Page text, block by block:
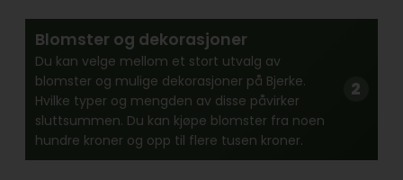
Blomster og dekorasjoner
Du kan velge mellom et stort utvalg av
blomster og mulige dekorasjoner på Bjerke.
Hvilke typer og mengden av disse påvirker
sluttsummen. Du kan kjøpe blomster fra noen
hundre kroner og opp til flere tusen kroner.